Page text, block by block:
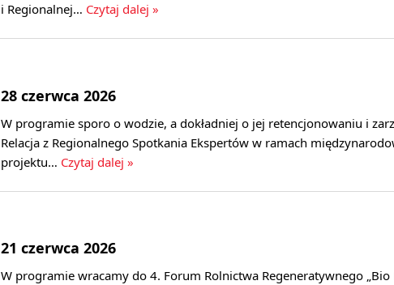
i Regionalnej… Czytaj dalej »
28 czerwca 2026
W programie sporo o wodzie, a dokładniej o jej retencjonowaniu i
Relacja z Regionalnego Spotkania Ekspertów w ramach
projektu… Czytaj dalej »
21 czerwca 2026
W programie wracamy do 4. Forum Rolnictwa Regeneratywnego „Bio